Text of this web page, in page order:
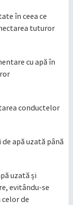
în ceea ce
tuturor
cu apă în
conductelor
apă uzată până
uzată și
evitându-se
de